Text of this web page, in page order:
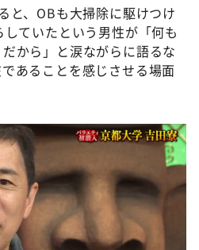
と、OBも大掃除に駆けつけ
ていたという男性が「何も
から」と涙ながらに語るな
あることを感じさせる場面